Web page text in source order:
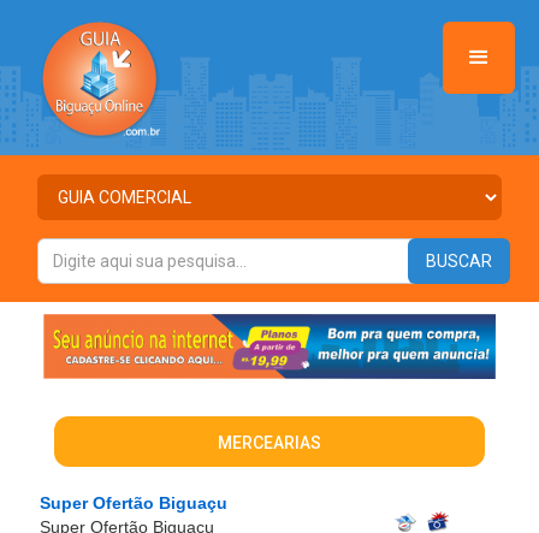
MERCEARIAS
Super Ofertão Biguaçu
Super Ofertão Biguaçu